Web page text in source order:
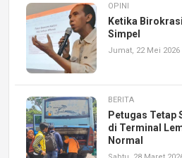
OPINI
Ketika
Simpel
Jumat, 22 Mei 2026
BERITA
Petugas Tetap
di Terminal
Normal